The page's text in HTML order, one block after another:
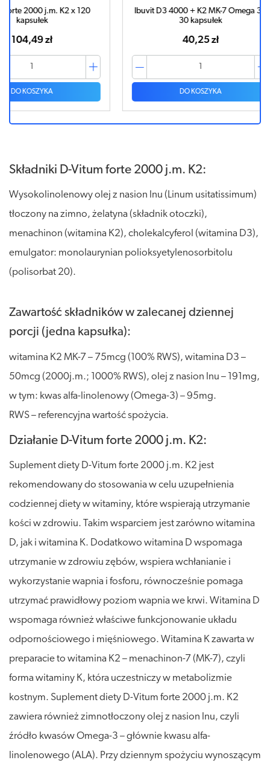
120
Ibuvit D3 4000 + K2 MK-7 Omega 3 x
D-
Składniki D-Vitum forte 2000 j.m. K2:
Wysokolinolenowy olej z nasion lnu (Linum usitatissimum)
tłoczony na zimno, żelatyna (składnik otoczki),
menachinon (witamina K2), cholekalcyferol (witamina D3),
emulgator: monolaurynian polioksyetylenosorbitolu
(polisorbat 20).
Zawartość składników w zalecanej dziennej
porcji (jedna kapsułka):
witamina K2 MK-7 – 75mcg (100% RWS), witamina D3 –
50mcg (2000j.m.; 1000% RWS), olej z nasion lnu – 191mg,
w tym: kwas alfa-linolenowy (Omega-3) – 95mg.
RWS – referencyjna wartość spożycia.
Działanie D-Vitum forte 2000 j.m. K2:
Suplement diety D-Vitum forte 2000 j.m. K2 jest
rekomendowany do stosowania w celu uzupełnienia
codziennej diety w witaminy, które wspierają utrzymanie
kości w zdrowiu. Takim wsparciem jest zarówno witamina
D, jak i witamina K. Dodatkowo witamina D wspomaga
utrzymanie w zdrowiu zębów, wspiera wchłanianie i
wykorzystanie wapnia i fosforu, równocześnie pomaga
utrzymać prawidłowy poziom wapnia we krwi. Witamina D
wspomaga również właściwe funkcjonowanie układu
odpornościowego i mięśniowego. Witamina K zawarta w
preparacie to witamina K2 – menachinon-7 (MK-7), czyli
forma witaminy K, która uczestniczy w metabolizmie
kostnym. Suplement diety D-Vitum forte 2000 j.m. K2
zawiera również zimnotłoczony olej z nasion lnu, czyli
źródło kwasów Omega-3 – głównie kwasu alfa-
linolenowego (ALA). Przy dziennym spożyciu wynoszącym